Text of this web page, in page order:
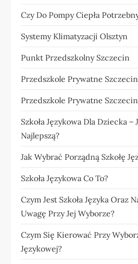
Czy Do Pompy Ciepła
Systemy Klimatyzacji Olsztyn
Punkt Przedszkolny Szczecin
Przedszkole Prywatne Szczecin
Przedszkole Prywatne
Szkoła Językowa Dla Dziecka –
Najlepszą?
Jak Wybrać Porządną Szkołę
Szkoła Językowa Co To?
Czym Jest Szkoła Języka Oraz
Uwagę Przy Jej Wyborze?
Czym Się Kierować Przy
Językowej?